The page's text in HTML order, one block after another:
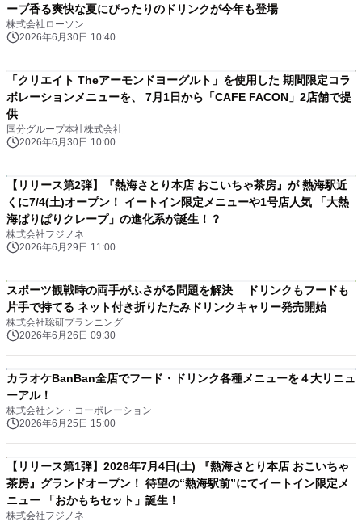
ーブ香る爽快な夏にぴったりのドリンクが今年も登場
株式会社ローソン
2026年6月30日 10:40
「クリエイト Theアーモンドヨーグルト」を使用した 期間限定コラ
ボレーションメニューを、 7月1日から「CAFE FACON」2店舗で提
供
国分グループ本社株式会社
2026年6月30日 10:00
【リリース第2弾】『熱海さとり本店 おこいちゃ茶房』が 熱海駅近
くに7/4(土)オープン！ イートイン限定メニューや1号店人気 「大熱
海ぱりぱりクレープ」の進化系が誕生！？
株式会社フジノネ
2026年6月29日 11:00
スポーツ観戦時の両手がふさがる問題を解決 ドリンクもフードも
片手で持てる ネット付き折りたたみドリンクキャリー発売開始
株式会社聡研プランニング
2026年6月26日 09:30
カラオケBanBan全店でフード・ドリンク各種メニューを４大リニュ
ーアル！
株式会社シン・コーポレーション
2026年6月25日 15:00
【リリース第1弾】2026年7月4日(土) 『熱海さとり本店 おこいちゃ
茶房』グランドオープン！ 待望の“熱海駅前”にてイートイン限定メ
ニュー 「おかもちセット」誕生！
株式会社フジノネ